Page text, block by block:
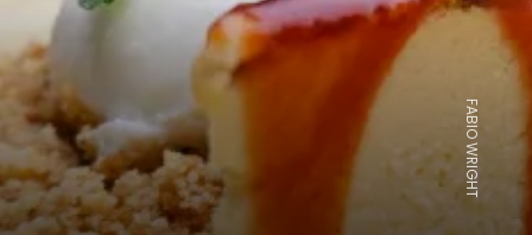
FABIO WRIGHT